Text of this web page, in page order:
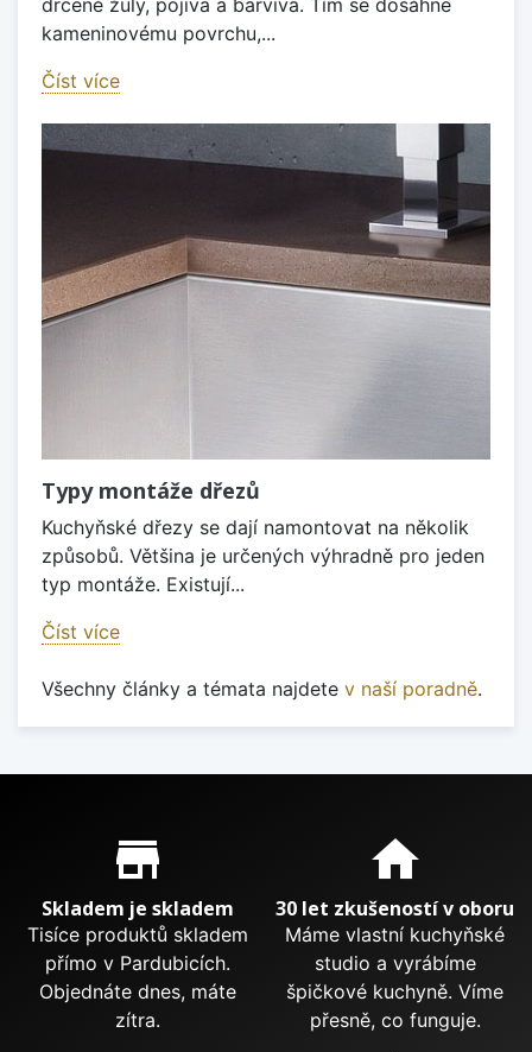
kameninovému povrchu,...
Číst více
Typy montáže dřezů
Kuchyňské dřezy se dají namontovat na několik
způsobů. Většina je určených výhradně pro jeden
typ montáže. Existují...
Číst více
Všechny články a témata najdete v naší poradně.
Proč nakupovat u nás?
store_mall_directory
Skladem je skladem
Tisíce produktů skladem
přímo v Pardubicích.
Objednáte dnes, máte
zítra.
home
30 let zkušeností v oboru
Máme vlastní kuchyňské
studio a vyrábíme
špičkové kuchyně. Víme
přesně, co funguje.